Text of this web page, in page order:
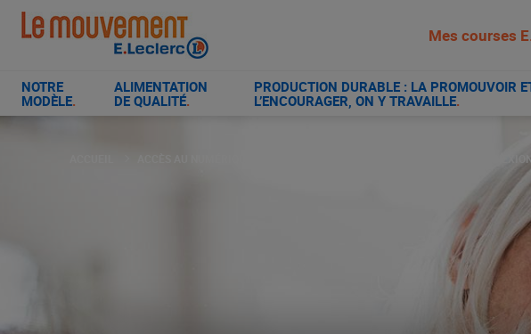
Aller
contenu
Mes courses
NOTRE
MODÈLE.
ALIMENTATION
DE QUALITÉ.
PRODUCTION DURABLE : LA PROMOUVOIR
L’ENCOURAGER, ON Y TRAVAILLE.
ACCÈS AU NUMÉRIQUE : LE DROIT À LA